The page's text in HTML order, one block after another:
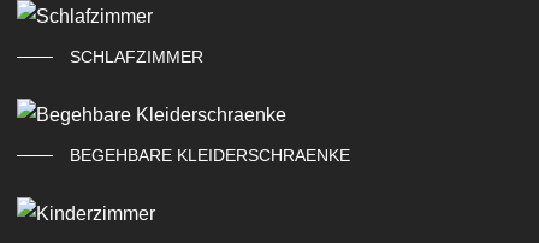
SCHLAFZIMMER
BEGEHBARE KLEIDERSCHRAENKE